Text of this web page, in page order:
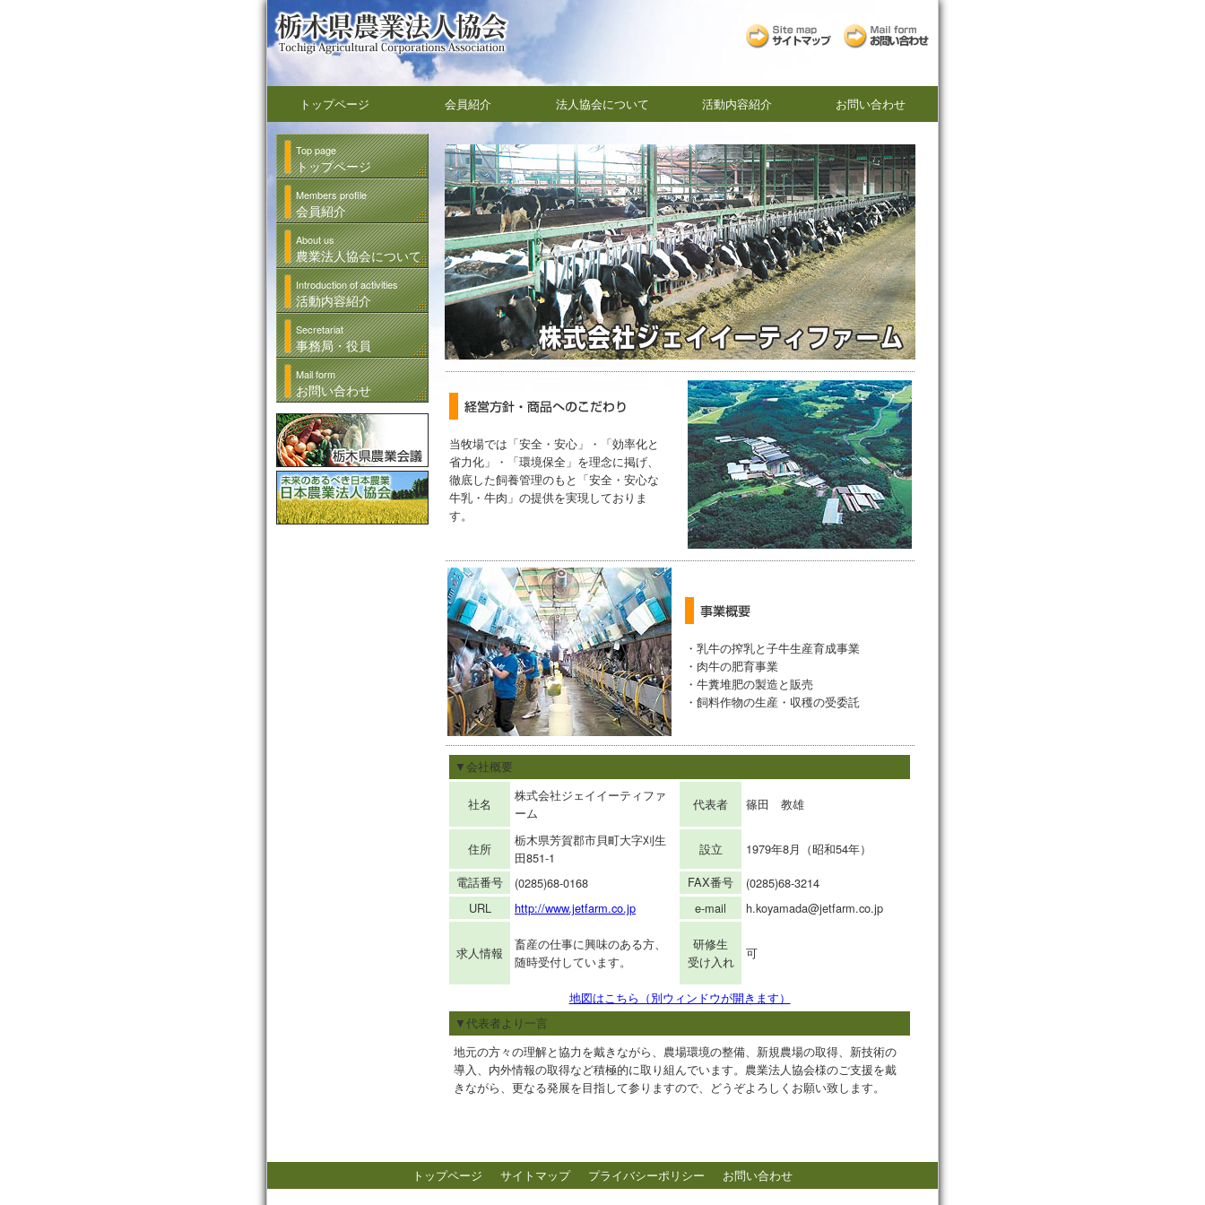
トップページ 会員紹介 法人協会について 活動内容紹介 お問い合わせ
Top page
トップページ
Members profile
会員紹介
About us
農業法人協会について
Introduction of activities
活動内容紹介
Secretariat
事務局・役員
Mail form
お問い合わせ
当牧場では「安全・安心」・「効率化と
省力化」・「環境保全」を理念に掲げ、
徹底した飼養管理のもと「安全・安心な
牛乳・牛肉」の提供を実現しておりま
す。
・乳牛の搾乳と子牛生産育成事業
・肉牛の肥育事業
・牛糞堆肥の製造と販売
・飼料作物の生産・収穫の受委託
▼会社概要
社名
株式会社ジェイイーティファ
ーム
代表者 篠田 教雄
住所
栃木県芳賀郡市貝町大字刈生
田851-1
設立
1979年8月（昭和54年）
電話番号
(0285)68-0168 FAX番号
(0285)68-3214
URL
http://www.jetfarm.co.jp e-mail h.koyamada@jetfarm.co.jp
求人情報
畜産の仕事に興味のある方、
随時受付しています。
研修生
受け入れ
可
地図はこちら（別ウィンドウが開きます）
▼代表者より一言
地元の方々の理解と協力を戴きながら、農場環境の整備、新規農場の取得、新技術の
導入、内外情報の取得など積極的に取り組んでいます。農業法人協会様のご支援を戴
きながら、更なる発展を目指して参りますので、どうぞよろしくお願い致します。
トップページ サイトマップ プライバシーポリシー お問い合わせ